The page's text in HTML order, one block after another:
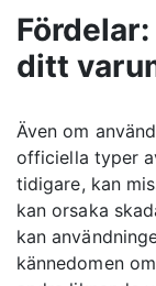
ditt
Även om
officiella typer
tidigare, kan
kan orsaka
kan
kännedomen